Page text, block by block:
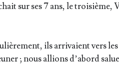
sur ses 7 ans, le
ils arri­vaient vers
; nous allions d’a­bord